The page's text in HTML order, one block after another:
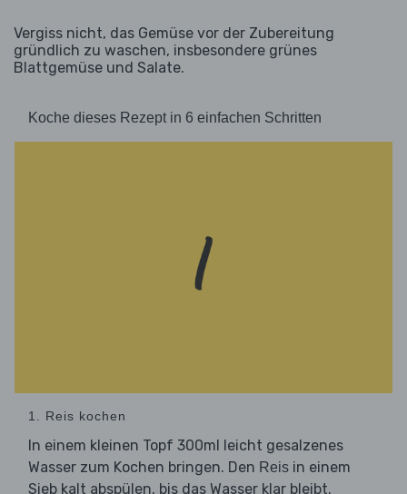
Vergiss nicht, das Gemüse vor der Zubereitung
gründlich zu waschen, insbesondere grünes
Blattgemüse und Salate.
Koche dieses Rezept in 6 einfachen Schritten
1. Reis kochen
In einem kleinen Topf 300ml leicht gesalzenes
Wasser zum Kochen bringen. Den Reis in einem
Sieb kalt abspülen, bis das Wasser klar bleibt.